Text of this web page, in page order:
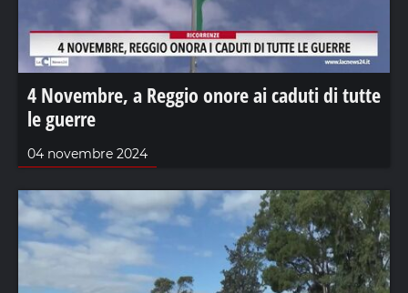
4 Novembre, a Reggio onore ai caduti di tutte
le guerre
04 novembre 2024